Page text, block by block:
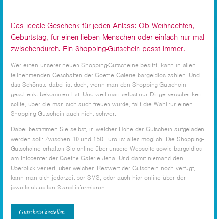
Das ideale Geschenk für jeden Anlass: Ob Weihnachten,
Geburtstag, für einen lieben Menschen oder einfach nur mal
zwischendurch. Ein Shopping-Gutschein passt immer.
Wer einen unserer neuen Shopping-Gutscheine besitzt, kann in allen
teilnehmenden Geschäften der Goethe Galerie bargeldlos zahlen. Und
das Schönste dabei ist doch, wenn man den Shopping-Gutschein
geschenkt bekommen hat. Und weil man selbst nur Dinge verschenken
sollte, über die man sich auch freuen würde, fällt die Wahl für einen
Shopping-Gutschein auch nicht schwer.
Dabei bestimmen Sie selbst, in welcher Höhe der Gutschein aufgeladen
werden soll: Zwischen 10 und 150 Euro ist alles möglich. Die Shopping-
Gutscheine erhalten Sie online über unsere Webseite sowie bargeldlos
am Infocenter der Goethe Galerie Jena. Und damit niemand den
Überblick verliert, über welchen Restwert der Gutschein noch verfügt,
kann man sich jederzeit per SMS, oder auch hier online über den
jeweils aktuellen Stand informieren.
Gutschein bestellen